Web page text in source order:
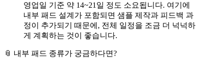
영업일 기준 약 14~21일 정도 소요됩니다. 여기에
내부 패드 설계가 포함되면 샘플 제작과 피드백 과
정이 추가되기 때문에, 전체 일정을 조금 더 넉넉하
게 계획하는 것이 좋습니다.
📎 내부 패드 종류가 궁금하다면?